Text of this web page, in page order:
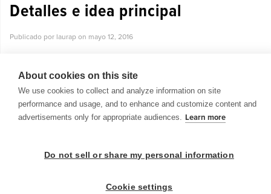
Detalles e idea principal
Publicado por laurap on mayo 12, 2016
un texto a través de sus detalles....
Ver más »
About cookies on this site
We use cookies to collect and analyze information on site
performance and usage, and to enhance and customize content and
advertisements only for appropriate audiences. Learn more
Do not sell or share my personal information
Cookie settings